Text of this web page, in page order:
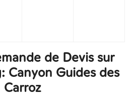
de Devis sur
Canyon Guides des
Carroz